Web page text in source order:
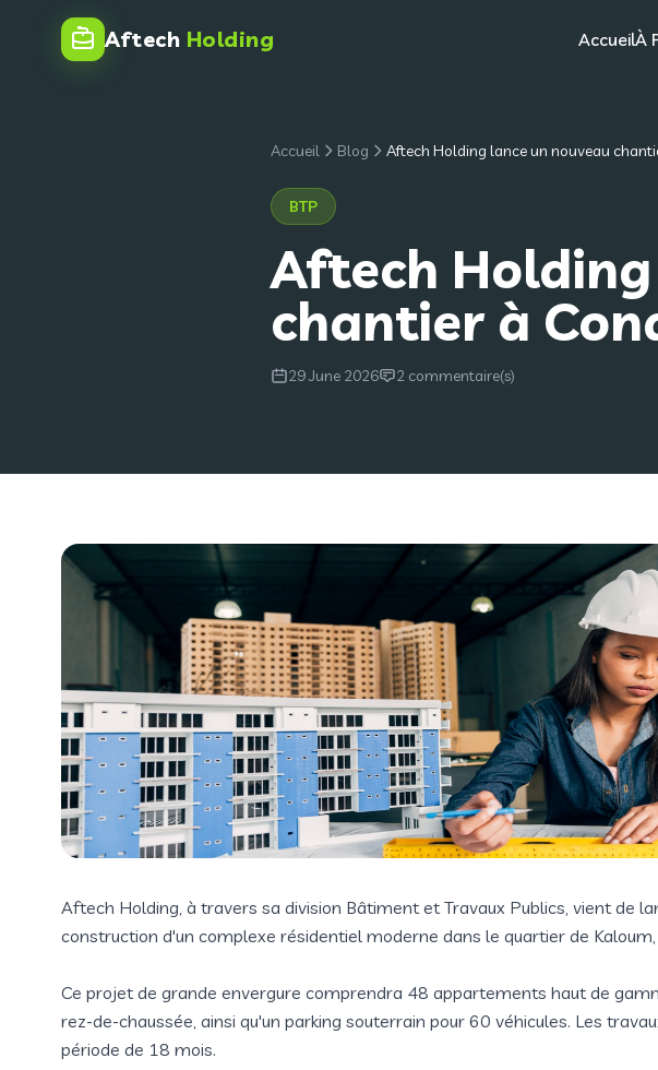
Aftech Holding AccueilÀ
Accueil Blog Aftech Holding lance un nouveau
BTP
Aftech
chantier à
29 June 2026 2 commentaire(s)
Aftech Holding, à travers sa division Bâtiment et Travaux Publics, vient de
construction d'un complexe résidentiel moderne dans le quartier de
Ce projet de grande envergure comprendra 48 appartements haut de
rez-de-chaussée, ainsi qu'un parking souterrain pour 60 véhicules. Les
période de 18 mois.